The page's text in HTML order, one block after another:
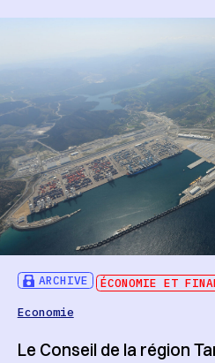
ARCHIVE ÉCONOMIE ET
Economie
Le Conseil de la région